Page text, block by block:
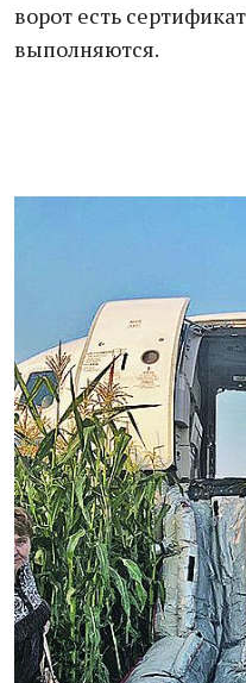
ворот есть
выполняются.